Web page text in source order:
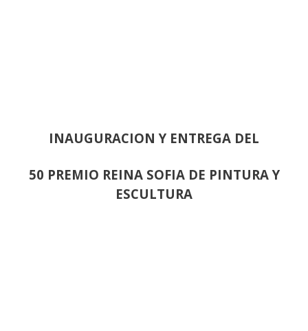
INAUGURACION Y ENTREGA DEL
50 PREMIO REINA SOFIA DE PINTURA Y
ESCULTURA